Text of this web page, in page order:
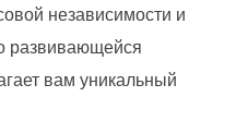
независимости и
развивающейся
вам уникальный